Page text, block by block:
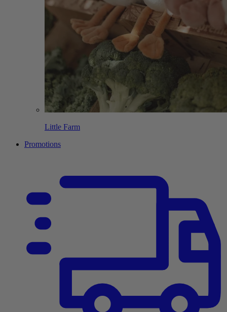
Little Farm
Promotions